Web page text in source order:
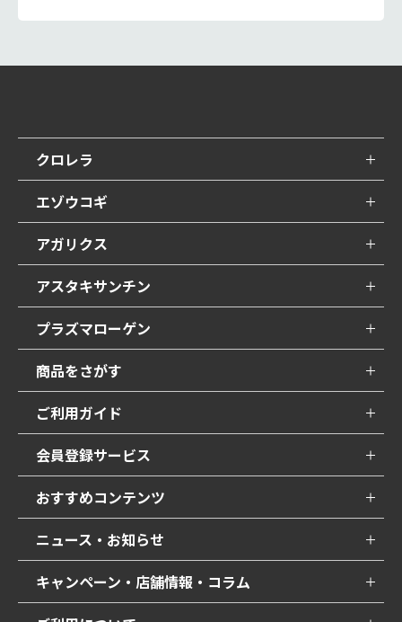
クロレラ
エゾウコギ
アガリクス
アスタキサンチン
プラズマローゲン
商品をさがす
ご利用ガイド
会員登録サービス
おすすめコンテンツ
ニュース・お知らせ
キャンペーン・店舗情報・コラム